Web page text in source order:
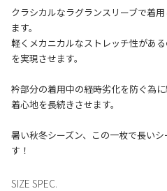
クラシカルなラグランスリーブで着
ます。
軽くメカニカルなストレッチ性があ
を実現させます。
衿部分の着用中の経時劣化を防ぐ為
着心地を長続きさせます。
暑い秋冬シーズン、この一枚で長い
SIZE SPEC.